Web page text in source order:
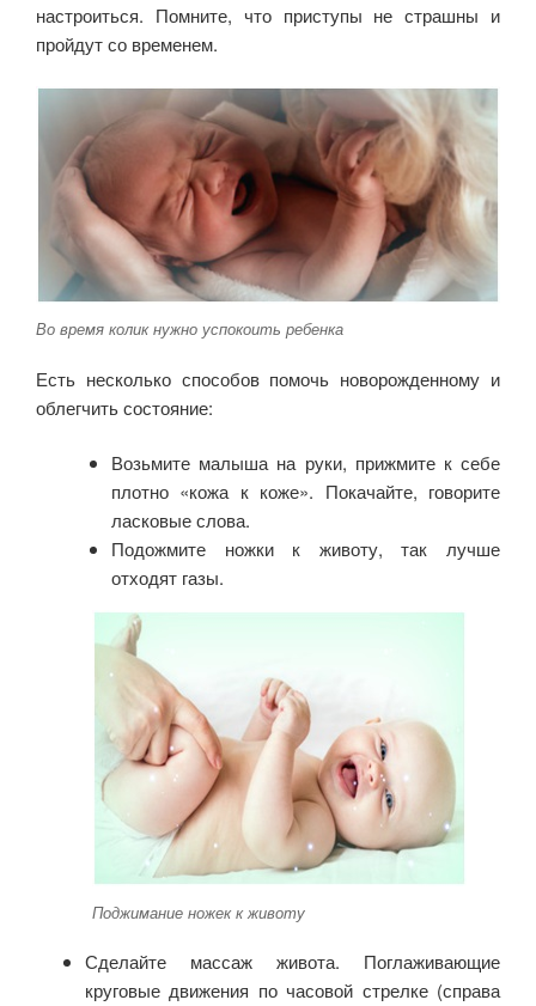
настроиться. Помните, что приступы не страшны и
пройдут со временем.
Во время колик нужно успокоить ребенка
Есть несколько способов помочь новорожденному и
облегчить состояние:
Возьмите малыша на руки, прижмите к себе
плотно «кожа к коже». Покачайте, говорите
ласковые слова.
Подожмите ножки к животу, так лучше
отходят газы.
Поджимание ножек к животу
Сделайте массаж живота. Поглаживающие
круговые движения по часовой стрелке (справа